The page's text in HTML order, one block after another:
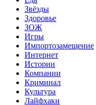
Звёзды
Здоровье
ЗОЖ
Игры
Импортозамещение
Интернет
Истории
Компании
Криминал
Культура
Лайфхаки